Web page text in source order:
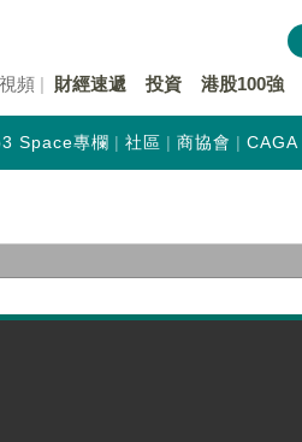
視頻 財經速遞 投資 港股100強
Space專欄 社區 商協會 CAGA